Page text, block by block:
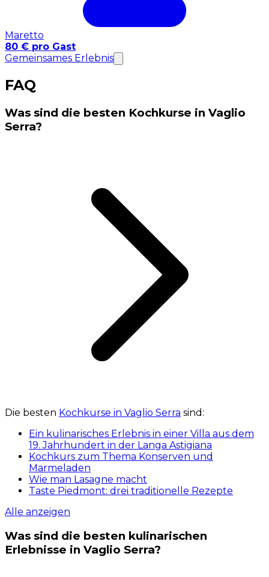
Maretto
80 € pro Gast
Gemeinsames Erlebnis
FAQ
Was sind die besten Kochkurse in Vaglio
Serra?
Die besten Kochkurse in Vaglio Serra sind:
Ein kulinarisches Erlebnis in einer Villa aus dem
19. Jahrhundert in der Langa Astigiana
Kochkurs zum Thema Konserven und
Marmeladen
Wie man Lasagne macht
Taste Piedmont: drei traditionelle Rezepte
Alle anzeigen
Was sind die besten kulinarischen
Erlebnisse in Vaglio Serra?